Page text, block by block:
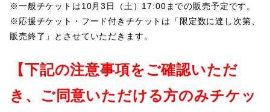
※一般チケットは10月3日（土）17:00までの販売予定です。
※応援チケット・フード付きチケットは「限定数に達し次第、
販売終了」とさせていただきます。
【下記の注意事項をご確認いただ
き、ご同意いただける方のみチケッ